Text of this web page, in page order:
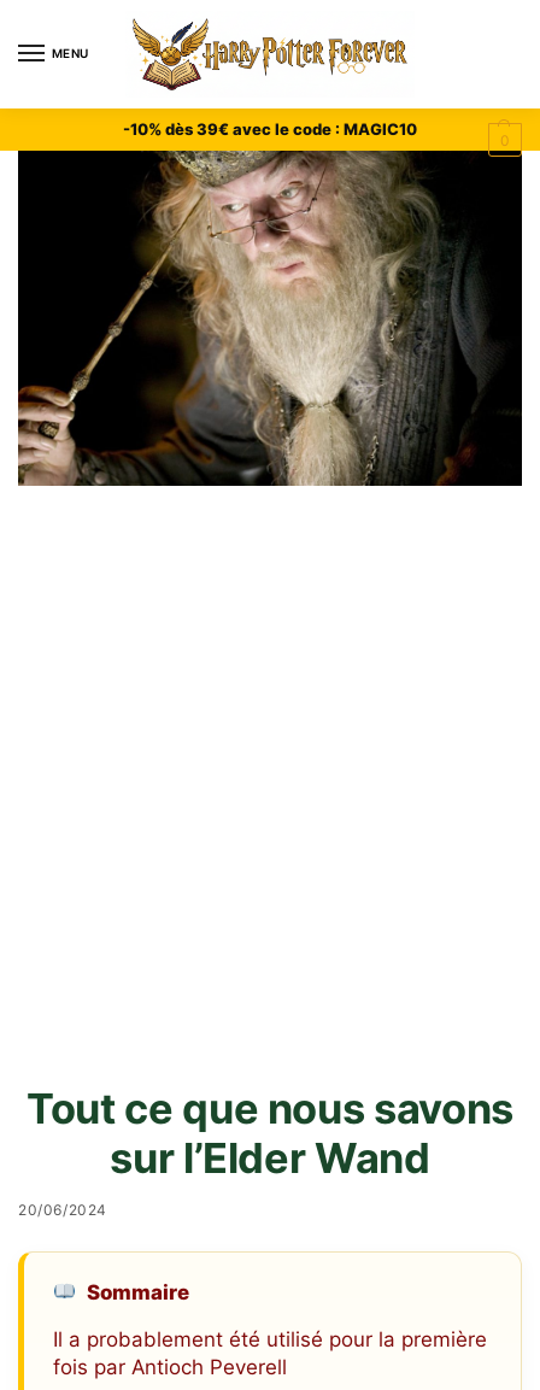
MENU
0
-10% dès 39€ avec le code : MAGIC10
Tout ce que nous savons
sur l’Elder Wand
20/06/2024
Sommaire
Il a probablement été utilisé pour la première
fois par Antioch Peverell